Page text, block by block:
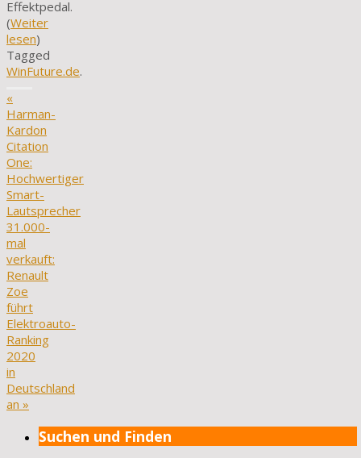
Effektpedal.
(Weiter
lesen)
Tagged
WinFuture.de.
«
Harman-
Kardon
Citation
One:
Hochwertiger
Smart-
Lautsprecher
31.000-
mal
verkauft:
Renault
Zoe
führt
Elektroauto-
Ranking
2020
in
Deutschland
an »
Suchen und Finden